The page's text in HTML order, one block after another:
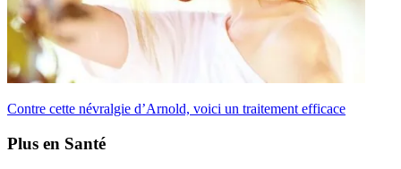
Contre cette névralgie d’Arnold, voici un traitement efficace
Plus en Santé